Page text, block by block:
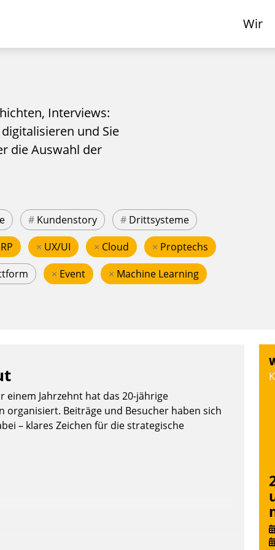
Wir
Interviews:
und Sie
die Auswahl der
# Kundenstory # Drittsysteme
× UX/UI × Cloud × Proptechs
× Event × Machine Learning
einem Jahrzehnt hat das 20-jährige
Beiträge und Besucher haben sich
– klares Zeichen für die strategische